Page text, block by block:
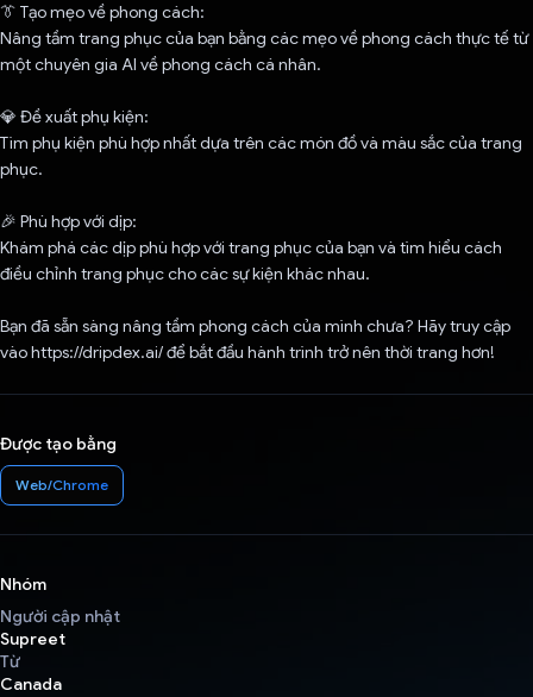
👔 Tạo mẹo về phong cách:
Nâng tầm trang phục của bạn bằng các mẹo về phong cách thực tế từ
một chuyên gia AI về phong cách cá nhân.
💎 Đề xuất phụ kiện:
Tìm phụ kiện phù hợp nhất dựa trên các món đồ và màu sắc của trang
phục.
🎉 Phù hợp với dịp:
Khám phá các dịp phù hợp với trang phục của bạn và tìm hiểu cách
điều chỉnh trang phục cho các sự kiện khác nhau.
Bạn đã sẵn sàng nâng tầm phong cách của mình chưa? Hãy truy cập
vào https://dripdex.ai/ để bắt đầu hành trình trở nên thời trang hơn!
Được tạo bằng
Web/Chrome
Nhóm
Người cập nhật
Supreet
Từ
Canada